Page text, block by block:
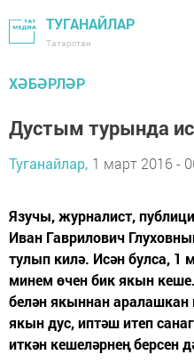
ТУГАНАЙЛАР
Татарстан
ХӘБӘРЛӘР
Дустым турында
Туганайлар, 1 март 2016 -
Язучы, журналист,
Иван Гаврилович
тулып килә. Исән булса, 1
минем өчен бик якын
белән якыннан
якын дус, иптәш итеп
иткән кешеләрнең берсен